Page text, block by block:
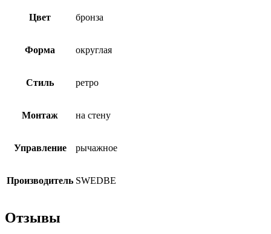
Цвет бронза
Форма округлая
Стиль ретро
Монтаж на стену
Управление рычажное
Производитель SWEDBE
Отзывы